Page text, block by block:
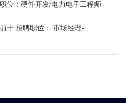
位：硬件开发/电力电子工程师-
十 招聘职位： 市场经理-